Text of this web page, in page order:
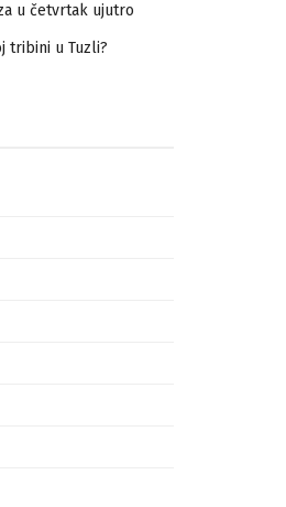
u četvrtak ujutro
tribini u Tuzli?